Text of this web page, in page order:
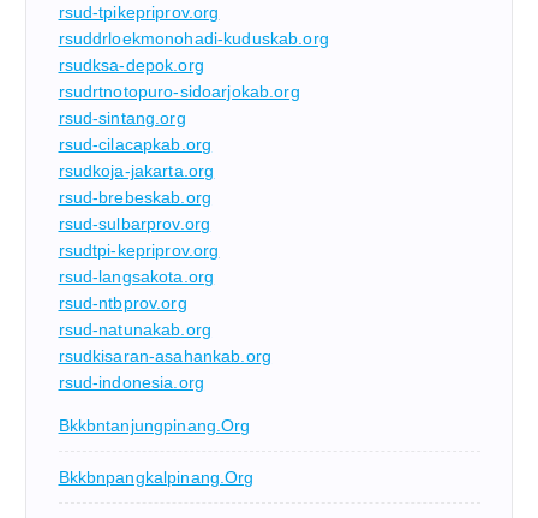
rsud-tpikepriprov.org
rsuddrloekmonohadi-kuduskab.org
rsudksa-depok.org
rsudrtnotopuro-sidoarjokab.org
rsud-sintang.org
rsud-cilacapkab.org
rsudkoja-jakarta.org
rsud-brebeskab.org
rsud-sulbarprov.org
rsudtpi-kepriprov.org
rsud-langsakota.org
rsud-ntbprov.org
rsud-natunakab.org
rsudkisaran-asahankab.org
rsud-indonesia.org
Bkkbntanjungpinang.org
Bkkbnpangkalpinang.org